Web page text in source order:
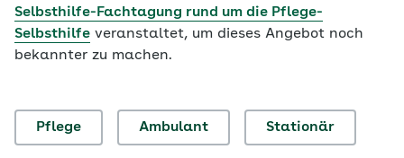
Selbsthilfe-Fachtagung rund um die Pflege-
Selbsthilfe veranstaltet, um dieses Angebot noch
bekannter zu machen.
Pflege Ambulant Stationär